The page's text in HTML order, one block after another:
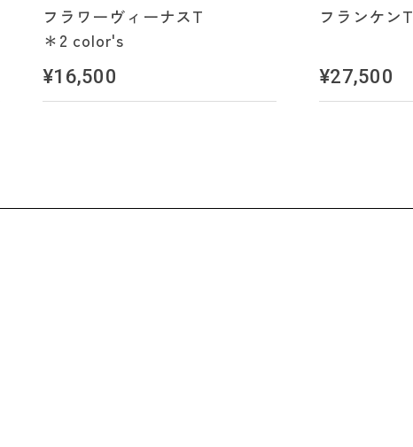
フラワーヴィーナスT
＊2 color's
¥16,500
フランケンT
¥27,500